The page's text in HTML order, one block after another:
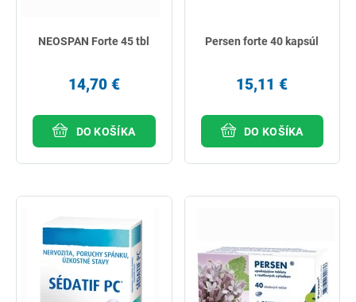
NEOSPAN Forte 45 tbl
14,70 €
DO KOŠÍKA
Persen forte 40 kapsúl
15,11 €
DO KOŠÍKA